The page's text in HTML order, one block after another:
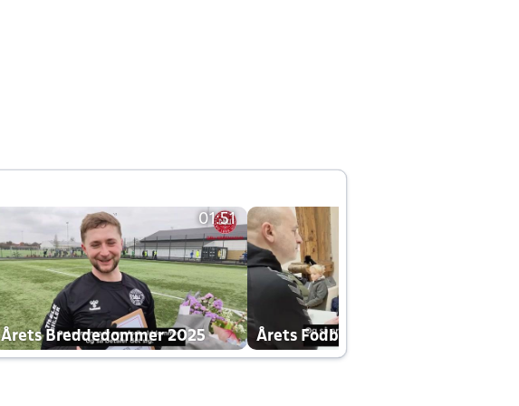
01:51
Årets Breddedommer 2025 Årets Fodboldklub 2025 mp4